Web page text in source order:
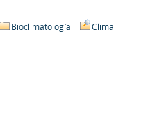
Bioclimatología
Clima